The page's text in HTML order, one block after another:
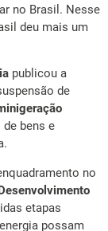
no Brasil. Nesse
deu mais um
publicou a
de
bens e
no
etapas
possam